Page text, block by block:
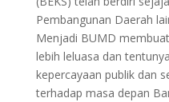
Pembangunan Daerah
Menjadi BUMD
lebih leluasa dan
kepercayaan publik dan
terhadap masa depan